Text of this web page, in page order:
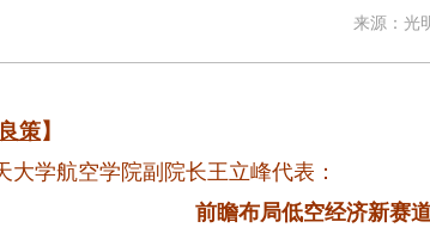
来源： 光
策】
学航空学院副院长王立峰代表：
前瞻布局低空经济新赛